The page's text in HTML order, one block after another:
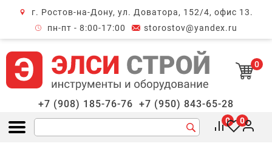
г. Ростов-на-Дону, ул. Доватора, 152/4, офис 13.
пн-пт - 8:00-17:00
storostov@yandex.ru
0
+7 (908) 185-76-76 +7 (950) 843-65-28
Открыть меню
0 0